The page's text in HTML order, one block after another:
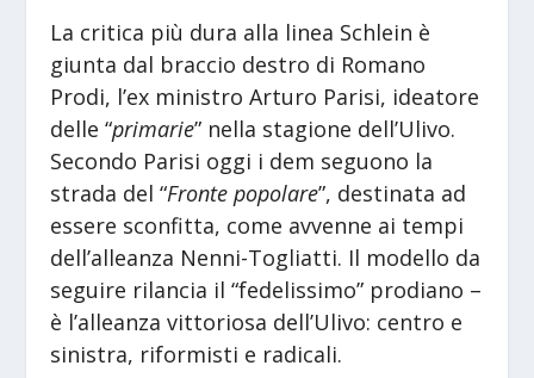
La critica più dura alla linea Schlein è
giunta dal braccio destro di Romano
Prodi, l’ex ministro Arturo Parisi, ideatore
delle “primarie” nella stagione dell’Ulivo.
Secondo Parisi oggi i dem seguono la
strada del “Fronte popolare”, destinata ad
essere sconfitta, come avvenne ai tempi
dell’alleanza Nenni-Togliatti. Il modello da
seguire rilancia il “fedelissimo” prodiano –
è l’alleanza vittoriosa dell’Ulivo: centro e
sinistra, riformisti e radicali.